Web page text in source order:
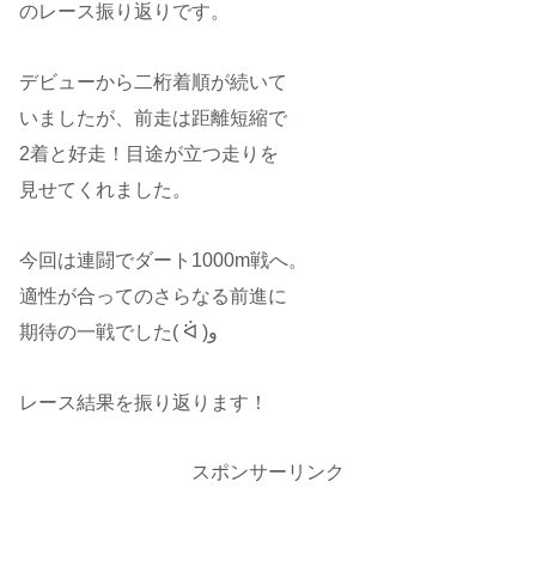
のレース振り返りです。
デビューから二桁着順が続いて
いましたが、前走は距離短縮で
2着と好走！目途が立つ走りを
見せてくれました。
今回は連闘でダート1000m戦へ。
適性が合ってのさらなる前進に
期待の一戦でした( ᐛ )و
レース結果を振り返ります！
スポンサーリンク